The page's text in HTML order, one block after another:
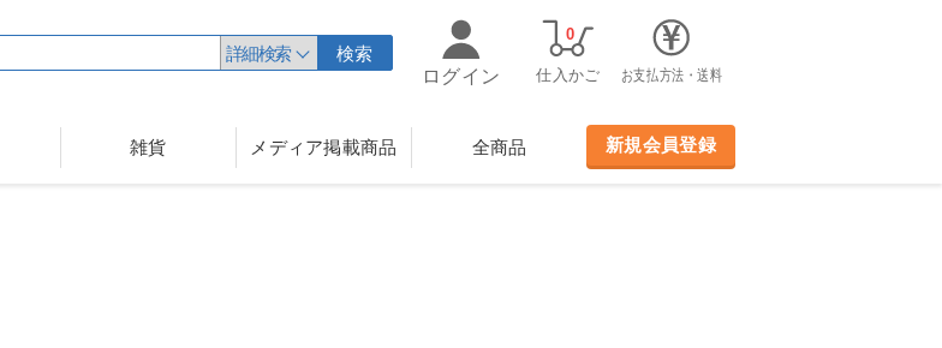
詳細検索
検索
ログイン
仕入かご
0
お支払方法・送料
雑貨 メディア掲載商品 全商品 新規会員登録